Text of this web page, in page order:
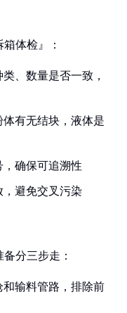
体检』：
、数量是否一致，
体有无结块，液体是
，确保可追溯性
，避免交叉污染
分三步走：
输料管路，排除前